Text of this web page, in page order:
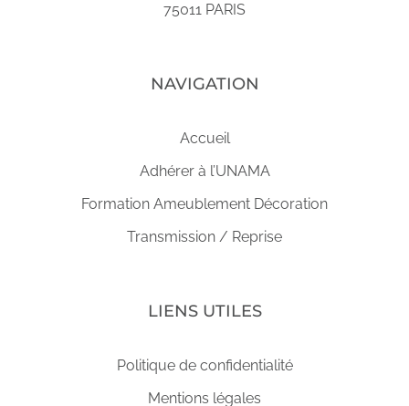
75011 PARIS
NAVIGATION
Accueil
Adhérer à l’UNAMA
Formation Ameublement Décoration
Transmission / Reprise
LIENS UTILES
Politique de confidentialité
Mentions légales